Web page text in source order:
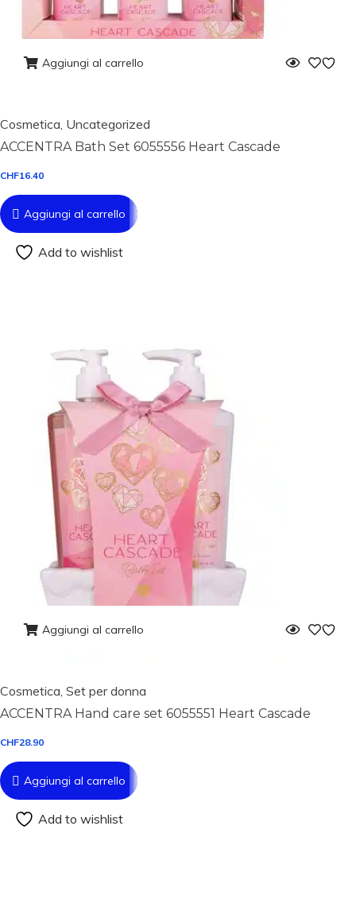
Aggiungi al carrello
Cosmetica, Uncategorized
ACCENTRA Bath Set 6055556 Heart Cascade
CHF16.40
Aggiungi al carrello
Add to wishlist
Aggiungi al carrello
Cosmetica, Set per donna
ACCENTRA Hand care set 6055551 Heart Cascade
CHF28.90
Aggiungi al carrello
Add to wishlist